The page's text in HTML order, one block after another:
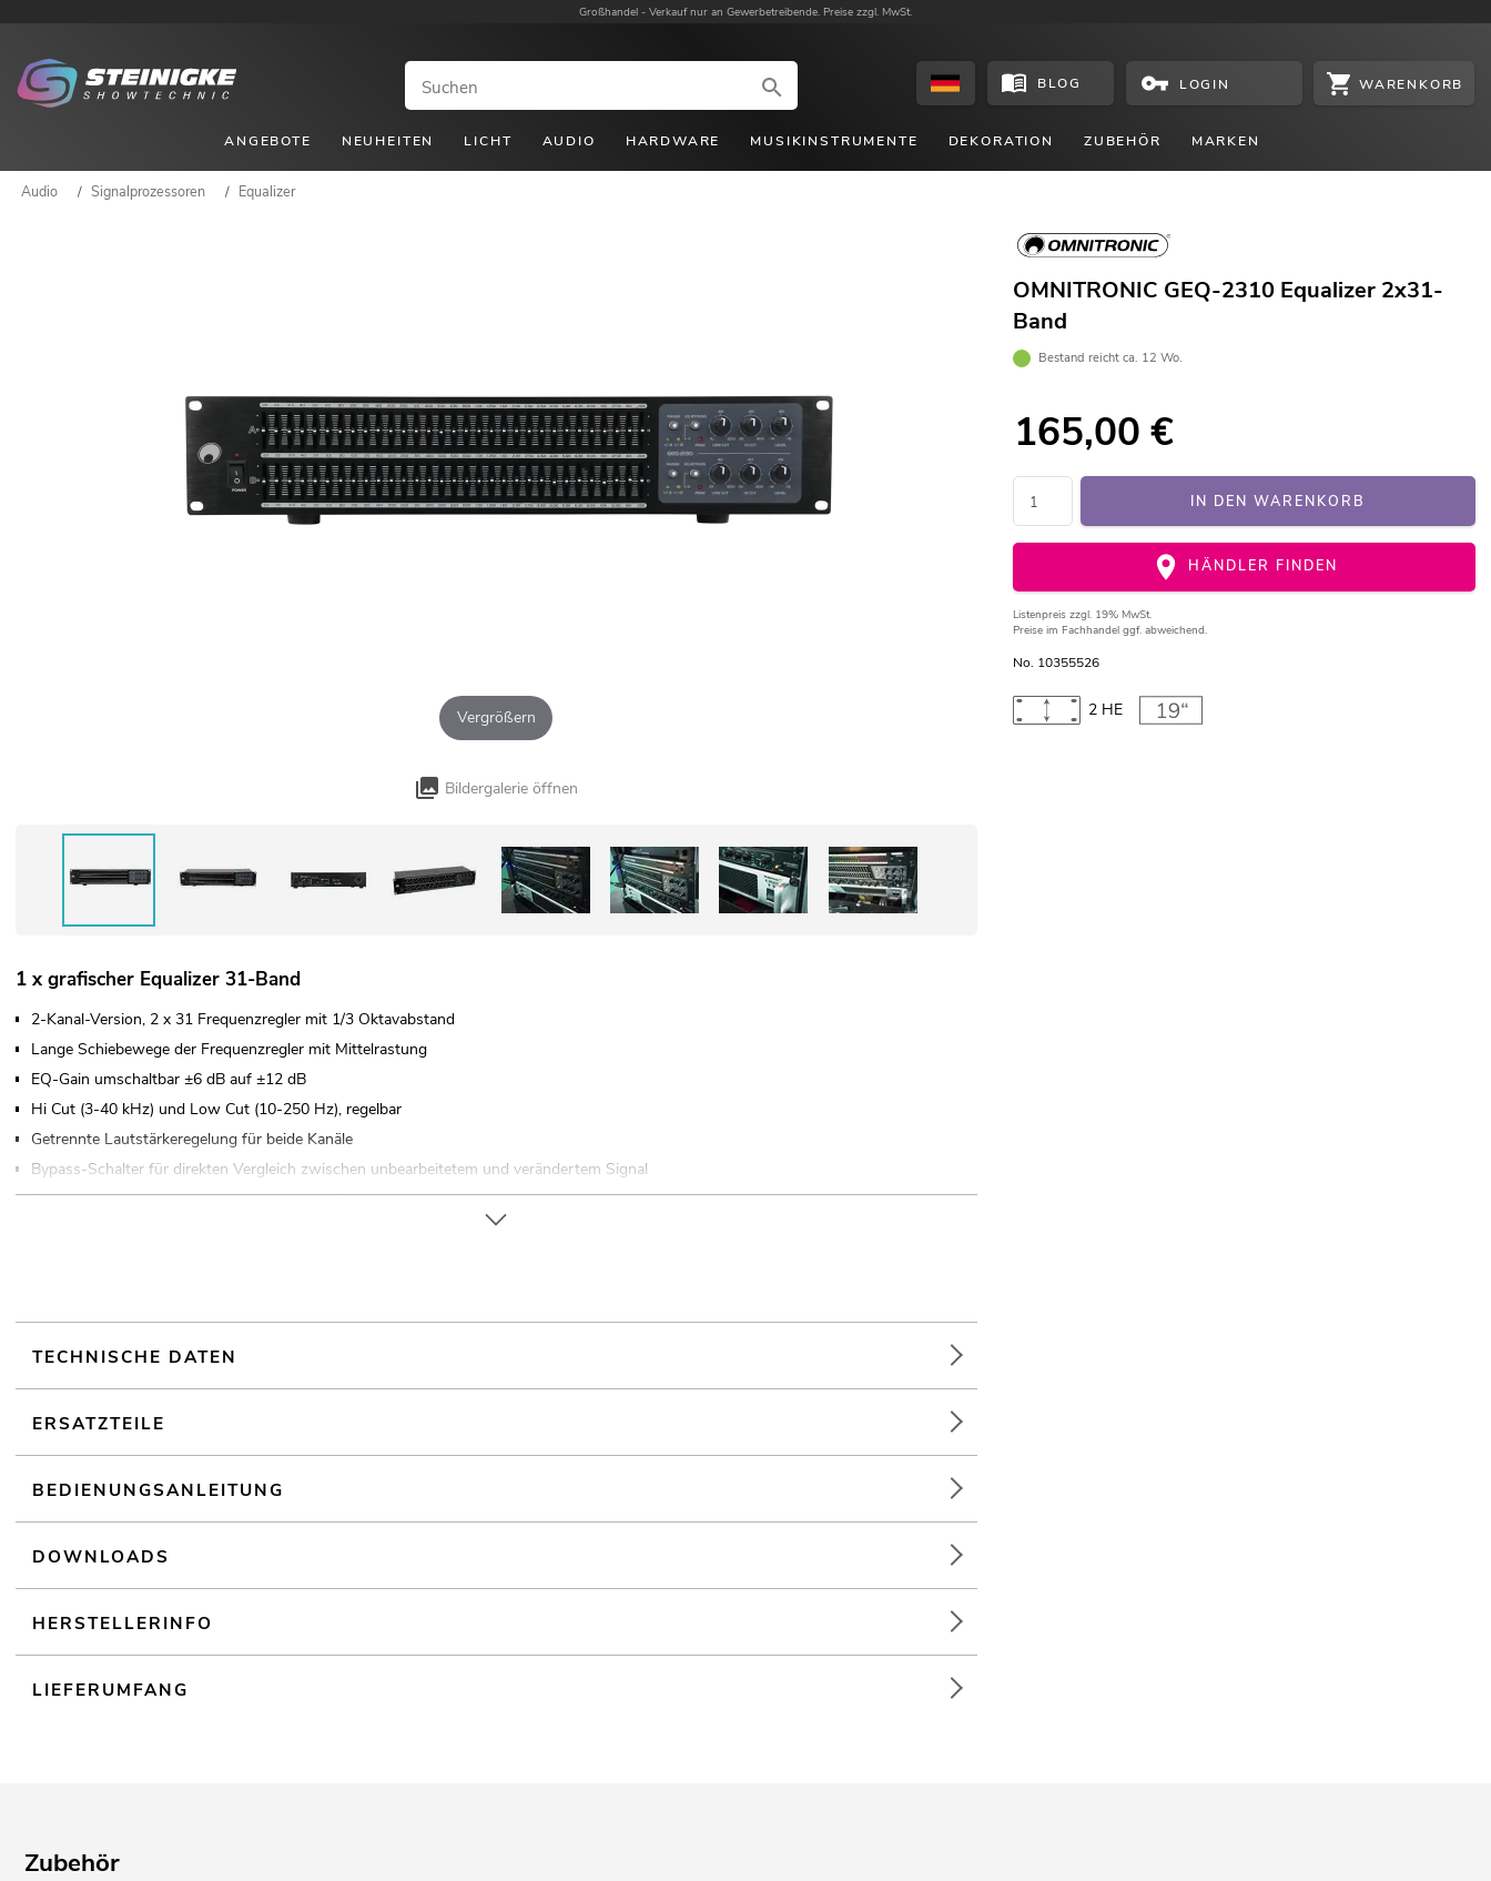
Großhandel - Verkauf nur an Gewerbetreibende. Preise zzgl. MwSt.
BLOG LOGIN WARENKORB
ANGEBOTE NEUHEITEN LICHT AUDIO HARDWARE MUSIKINSTRUMENTE DEKORATION ZUBEHÖR MARKEN
Audio / Signalprozessoren / Equalizer
Vergrößern
Bildergalerie öffnen
OMNITRONIC GEQ-2310 Equalizer 2x31-
Band
Bestand reicht ca. 12 Wo.
165,00 €
IN DEN WARENKORB
HÄNDLER FINDEN
Listenpreis zzgl. 19% MwSt.
Preise im Fachhandel ggf. abweichend.
No. 10355526
2 HE
1 x grafischer Equalizer 31-Band
2-Kanal-Version, 2 x 31 Frequenzregler mit 1/3 Oktavabstand
Lange Schiebewege der Frequenzregler mit Mittelrastung
EQ-Gain umschaltbar ±6 dB auf ±12 dB
Hi Cut (3-40 kHz) und Low Cut (10-250 Hz), regelbar
Getrennte Lautstärkeregelung für beide Kanäle
Bypass-Schalter für direkten Vergleich zwischen unbearbeitetem und verändertem Signal
Ein- und Ausgänge über Klinken- und XLR-Buchsen
TECHNISCHE DATEN
ERSATZTEILE
BEDIENUNGSANLEITUNG
DOWNLOADS
HERSTELLERINFO
LIEFERUMFANG
Zubehör